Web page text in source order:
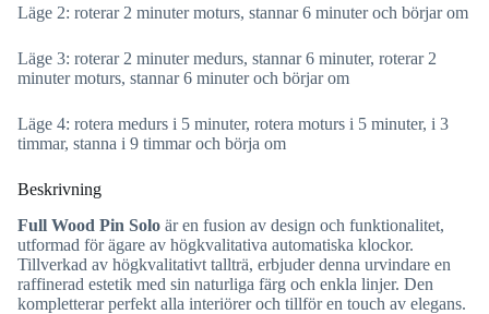
Läge 2: roterar 2 minuter moturs, stannar 6 minuter och börjar om
Läge 3: roterar 2 minuter medurs, stannar 6 minuter, roterar 2
minuter moturs, stannar 6 minuter och börjar om
Läge 4: rotera medurs i 5 minuter, rotera moturs i 5 minuter, i 3
timmar, stanna i 9 timmar och börja om
Beskrivning
Full Wood Pin Solo är en fusion av design och funktionalitet,
utformad för ägare av högkvalitativa automatiska klockor.
Tillverkad av högkvalitativt tallträ, erbjuder denna urvindare en
raffinerad estetik med sin naturliga färg och enkla linjer. Den
kompletterar perfekt alla interiörer och tillför en touch av elegans.